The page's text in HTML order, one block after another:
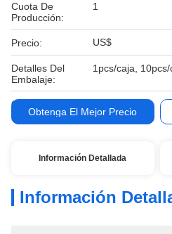
Cuota De
Producción:
1
Precio: US$
Detalles Del
Embalaje:
1pcs/caja, 10pcs/
Condiciones De
Pago:Obtenga El Mejor Precio
Información Detallada
Información